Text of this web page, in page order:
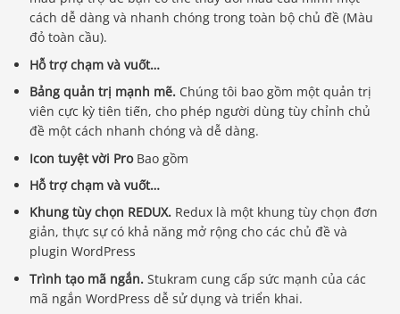
cách dễ dàng và nhanh chóng trong toàn bộ chủ đề (Màu
đỏ toàn cầu).
Hỗ trợ chạm và vuốt…
Bảng quản trị mạnh mẽ. Chúng tôi bao gồm một quản trị
viên cực kỳ tiên tiến, cho phép người dùng tùy chỉnh chủ
đề một cách nhanh chóng và dễ dàng.
Icon tuyệt vời ProBao gồm
Hỗ trợ chạm và vuốt…
Khung tùy chọn REDUX. Redux là một khung tùy chọn đơn
giản, thực sự có khả năng mở rộng cho các chủ đề và
plugin WordPress
Trình tạo mã ngắn. Stukram cung cấp sức mạnh của các
mã ngắn WordPress dễ sử dụng và triển khai.